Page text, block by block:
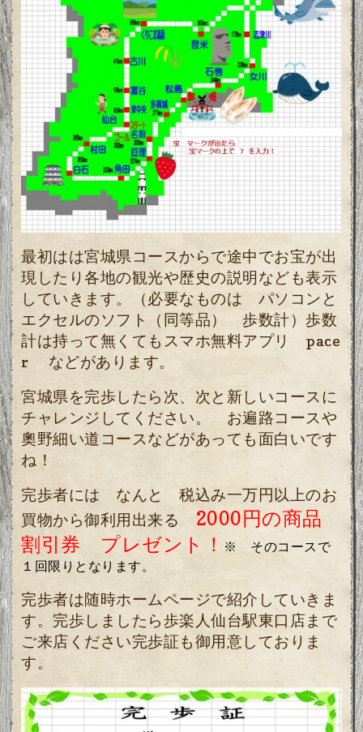
最初はは宮城県コースからで途中でお宝が出
現したり各地の観光や歴史の説明なども表示
していきます。
（必要なものは パソコンと
エクセルのソフト（同等品） 歩数計）歩数
計は持って無くてもスマホ無料アプリ pace
r などがあります。
宮城県を完歩したら次、次と新しいコースに
チャレンジしてください。 お遍路コースや
奧野細い道コースなどがあっても面白いです
ね！
完歩者には なんと 税込み一万円以上のお
買物から御利用出来る2000円の商品
割引券 プレゼント！ ※ そのコースで
１回限りとなります。
完歩者は随時ホームページで紹介していきま
す。完歩しましたら歩楽人仙台駅東口店まで
ご来店ください完歩証も御用意しておりま
す。